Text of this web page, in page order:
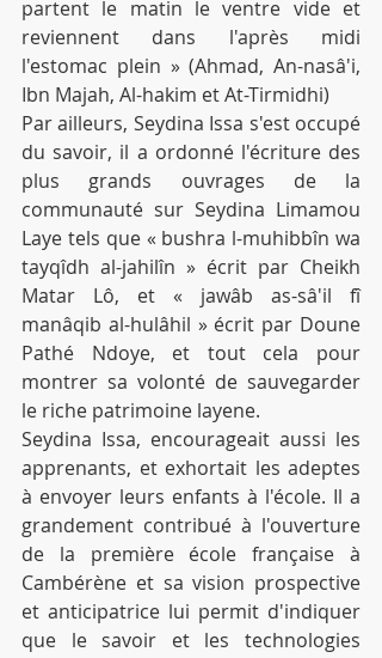
partent le matin le ventre vide et
reviennent dans l'après midi
l'estomac plein » (Ahmad, An-nasâ'i,
Ibn Majah, Al-hakim et At-Tirmidhi)
Par ailleurs, Seydina Issa s'est occupé
du savoir, il a ordonné l'écriture des
plus grands ouvrages de la
communauté sur Seydina Limamou
Laye tels que « bushra l-muhibbîn wa
tayqîdh al-jahilîn » écrit par Cheikh
Matar Lô, et « jawâb as-sâ'il fî
manâqib al-hulâhil » écrit par Doune
Pathé Ndoye, et tout cela pour
montrer sa volonté de sauvegarder
le riche patrimoine layene.
Seydina Issa, encourageait aussi les
apprenants, et exhortait les adeptes
à envoyer leurs enfants à l'école. Il a
grandement contribué à l'ouverture
de la première école française à
Cambérène et sa vision prospective
et anticipatrice lui permit d'indiquer
que le savoir et les technologies